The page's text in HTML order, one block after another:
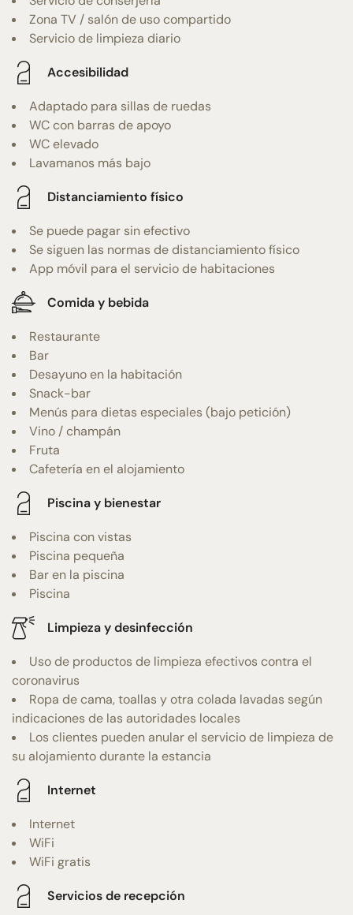
Zona TV / salón de uso compartido
Servicio de limpieza diario
Accesibilidad
Adaptado para sillas de ruedas
WC con barras de apoyo
WC elevado
Lavamanos más bajo
Distanciamiento físico
Se puede pagar sin efectivo
Se siguen las normas de distanciamiento físico
App móvil para el servicio de habitaciones
Comida y bebida
Restaurante
Bar
Desayuno en la habitación
Snack-bar
Menús para dietas especiales (bajo petición)
Vino / champán
Fruta
Cafetería en el alojamiento
Piscina y bienestar
Piscina con vistas
Piscina pequeña
Bar en la piscina
Piscina
Limpieza y desinfección
Uso de productos de limpieza efectivos contra el
coronavirus
Ropa de cama, toallas y otra colada lavadas según
indicaciones de las autoridades locales
Los clientes pueden anular el servicio de limpieza de
su alojamiento durante la estancia
Internet
Internet
WiFi
WiFi gratis
Servicios de recepción